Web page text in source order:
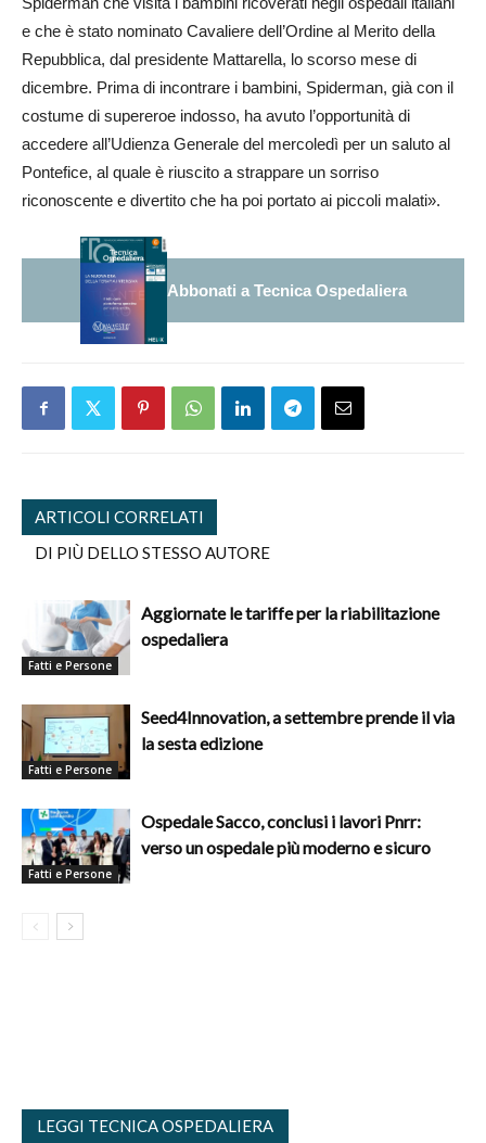
e che è stato nominato Cavaliere dell’Ordine al Merito della
Repubblica, dal presidente Mattarella, lo scorso mese di
dicembre. Prima di incontrare i bambini, Spiderman, già con il
costume di supereroe indosso, ha avuto l’opportunità di
accedere all’Udienza Generale del mercoledì per un saluto al
Pontefice, al quale è riuscito a strappare un sorriso
riconoscente e divertito che ha poi portato ai piccoli malati».
Abbonati a Tecnica Ospedaliera
ARTICOLI CORRELATI
DI PIÙ DELLO STESSO AUTORE
Fatti e Persone
Aggiornate le tariffe per la riabilitazione
ospedaliera
Fatti e Persone
Seed4Innovation, a settembre prende il via
la sesta edizione
Fatti e Persone
Ospedale Sacco, conclusi i lavori Pnrr:
verso un ospedale più moderno e sicuro
LEGGI TECNICA OSPEDALIERA